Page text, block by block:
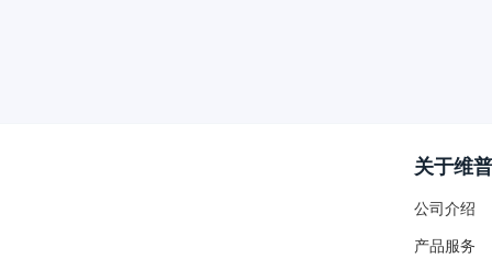
关于维普
公司介绍
产品服务